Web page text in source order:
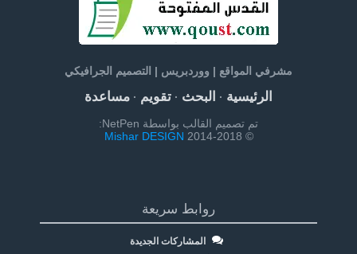
مشرفي المواقع | ووردبريس | التصميم الجرافيكي
الرئيسية· البحث· تقويم· مساعدة
تم تصميم القالب بواسطة NetPen:
© 2014-2018
Mishar DESIGN
روابط سريعة
المشاركات الجديدة